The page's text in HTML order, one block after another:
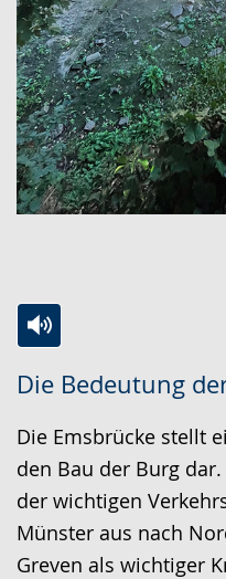
Die Bedeutung
Leichten
Sprache
wechseln.
Audio-
Unterstützung.
Video
in
Deutscher
Gebärdensprache
wird
angezeigt.
Die Emsbrücke stellt
den Bau der Burg
der wichtigen
Münster aus nach
Greven als wichtiger